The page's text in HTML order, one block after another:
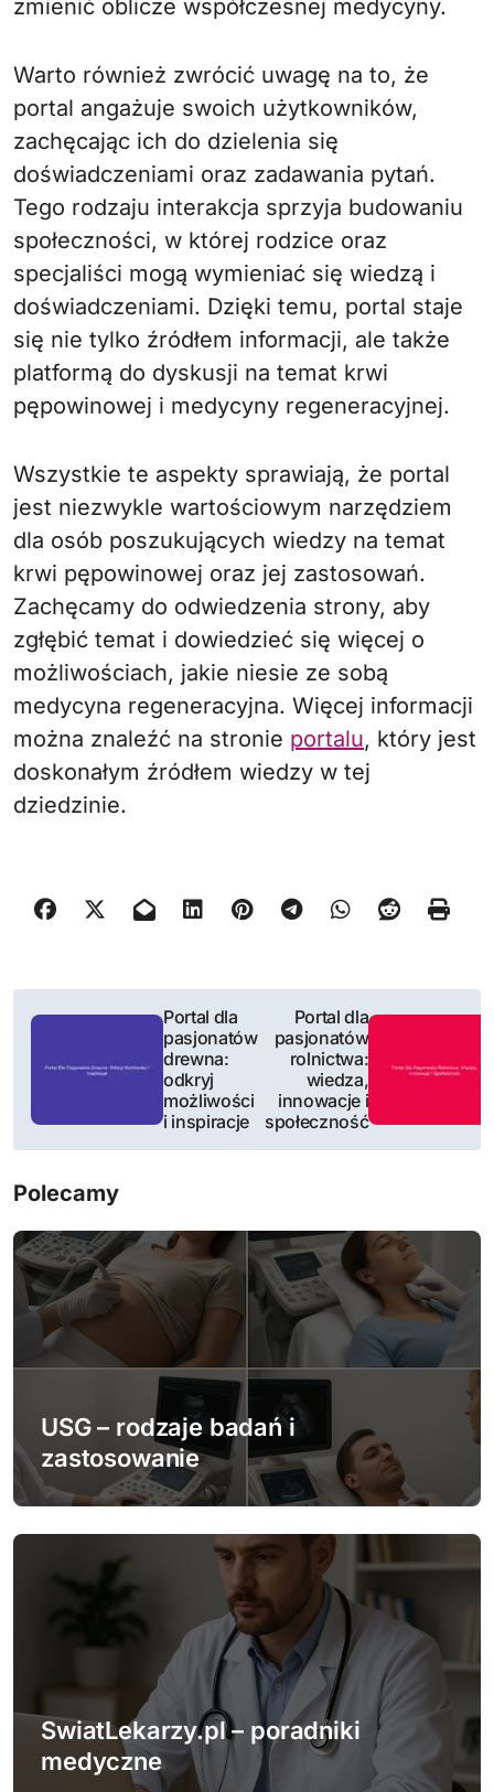
zmienić oblicze współczesnej medycyny.
Warto również zwrócić uwagę na to, że
portal angażuje swoich użytkowników,
zachęcając ich do dzielenia się
doświadczeniami oraz zadawania pytań.
Tego rodzaju interakcja sprzyja budowaniu
społeczności, w której rodzice oraz
specjaliści mogą wymieniać się wiedzą i
doświadczeniami. Dzięki temu, portal staje
się nie tylko źródłem informacji, ale także
platformą do dyskusji na temat krwi
pępowinowej i medycyny regeneracyjnej.
Wszystkie te aspekty sprawiają, że portal
jest niezwykle wartościowym narzędziem
dla osób poszukujących wiedzy na temat
krwi pępowinowej oraz jej zastosowań.
Zachęcamy do odwiedzenia strony, aby
zgłębić temat i dowiedzieć się więcej o
możliwościach, jakie niesie ze sobą
medycyna regeneracyjna. Więcej informacji
można znaleźć na stronie portalu, który jest
doskonałym źródłem wiedzy w tej
dziedzinie.
N
i
g
a
c
a
p
i
s
Portal dla
pasjonatów
drewna:
odkryj
możliwości
i inspiracje
Portal dla
pasjonatów
rolnictwa:
wiedza,
innowacje i
społeczność
Polecamy
USG – rodzaje badań i
zastosowanie
SwiatLekarzy.pl – poradniki
medyczne